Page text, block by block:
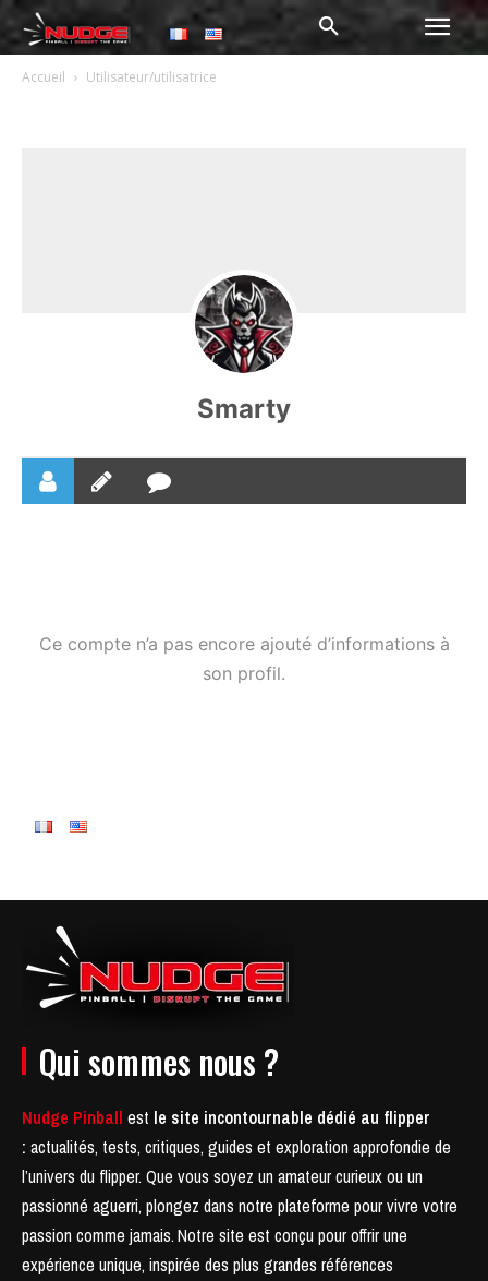
Accueil Utilisateur/utilisatrice
Smarty
Ce compte n’a pas encore ajouté d’informations à
son profil.
Qui sommes nous ?
Nudge Pinball est le site incontournable dédié au flipper
: actualités, tests, critiques, guides et exploration approfondie de
l’univers du flipper. Que vous soyez un amateur curieux ou un
passionné aguerri, plongez dans notre plateforme pour vivre votre
passion comme jamais.Notre site est conçu pour offrir une
expérience unique, inspirée des plus grandes références